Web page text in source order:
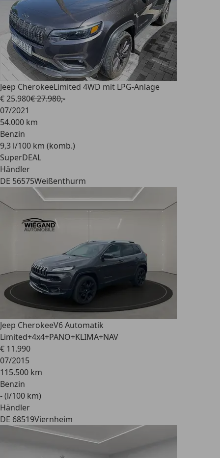
Jeep CherokeeLimited 4WD mit LPG-Anlage
€ 25.980€ 27.980,-
07/2021
54.000 km
Benzin
9,3 l/100 km (komb.)
SuperDEAL
Händler
DE 56575Weißenthurm
Jeep CherokeeV6 Automatik
Limited+4x4+PANO+KLIMA+NAV
€ 11.990
07/2015
115.500 km
Benzin
- (l/100 km)
Händler
DE 68519Viernheim